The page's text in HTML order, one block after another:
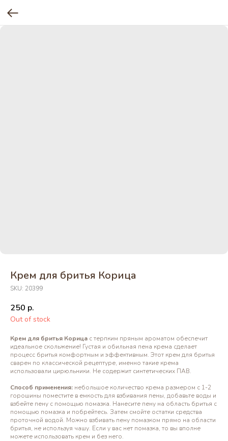
Крем для бритья Корица
SKU: 20399
250 р.
Out of stock
Крем для бритья Корица с терпким пряным ароматом обеспечит
идеальное скольжение! Густая и обильная пена крема сделает
процесс бритья комфортным и эффективным. Этот крем для бритья
сварен по классической рецептуре, именно такие крема
использовали цирюльники. Не содержит синтетических ПАВ.
Способ применения: небольшое количество крема размером с 1-2
горошины поместите в емкость для взбивания пены, добавьте воды и
взбейте пену с помощью помазка. Нанесите пену на область бритья с
помощью помазка и побрейтесь. Затем смойте остатки средства
проточной водой. Можно взбивать пену помазком прямо на области
бритья, не используя чашу. Если у вас нет помазка, то вы вполне
можете использовать крем и без него.